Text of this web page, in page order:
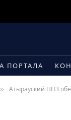
ПОРТАЛА
» Атырауский НПЗ обеспечит